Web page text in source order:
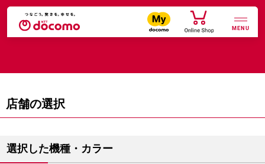
MENU
店舗の選択
選択した機種・カラー